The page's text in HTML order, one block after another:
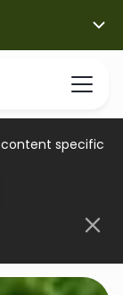
specific